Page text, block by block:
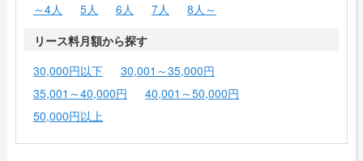
～4人
5人 6人 7人
8人～
リース料月額から探す
30,000円以下
30,001～35,000円
35,001～40,000円
40,001～50,000円
50,000円以上